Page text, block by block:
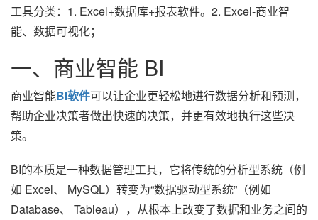
工具分类：1. Excel+数据库+报表软件。2. Excel-商业智
能、数据可视化；
一、商业智能 BI
商业智能BI软件可以让企业更轻松地进行数据分析和预测，
帮助企业决策者做出快速的决策，并更有效地执行这些决
策。
BI的本质是一种数据管理工具，它将传统的分析型系统（例
如 Excel、 MySQL）转变为“数据驱动型系统”（例如
Database、 Tableau），从根本上改变了数据和业务之间的